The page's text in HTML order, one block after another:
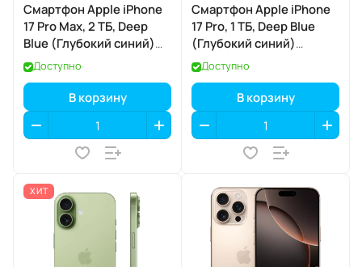
Смартфон Apple iPhone
17 Pro Max, 2 ТБ, Deep
Blue (Глубокий синий)
Dual eSIM
Доступно
В корзину
Смартфон Apple iPhone
17 Pro, 1 ТБ, Deep Blue
(Глубокий синий)
SIM+eSIM
Доступно
В корзину
ХИТ